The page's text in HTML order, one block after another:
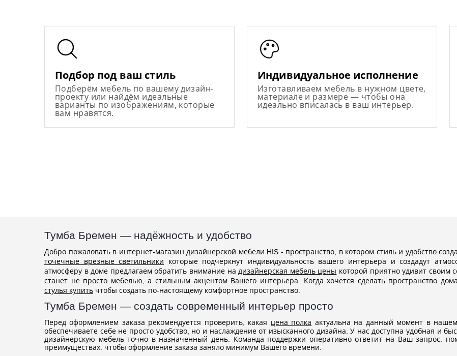
Подбор под ваш стиль
Подберём мебель по вашему дизайн-
проекту или найдём идеальные
варианты по изображениям, которые
вам нравятся.
Индивидуальное исполнение
Изготавливаем мебель в нужном цвете,
материале и размере — чтобы она
идеально вписалась в ваш интерьер.
Тумба Бремен — надёжность и удобство
Добро пожаловать в интернет-магазин дизайнерской мебели HIS - пространство, в котором стиль и удобство
точечные врезные светильники которые подчеркнут индивидуальность вашего интерьера и создадут
атмосферу в доме предлагаем обратить внимание надизайнерская мебель цены которой приятно удивит своим
станет не просто мебелью, а стильным акцентом Вашего интерьера. Когда хочется сделать пространство
стулья купить чтобы создать по-настоящему комфортное пространство.
Тумба Бремен — создать современный интерьер просто
Перед оформлением заказа рекомендуется проверить, какая цена полка актуальна на данный момент в
обеспечиваете себе не просто удобство, но и наслаждение от изысканного дизайна. У нас доступна удобная и
дизайнерскую мебель точно в назначенный день. Команда поддержки оперативно ответит на Ваш запрос.
преимуществах. чтобы оформление заказа заняло минимум Вашего времени.